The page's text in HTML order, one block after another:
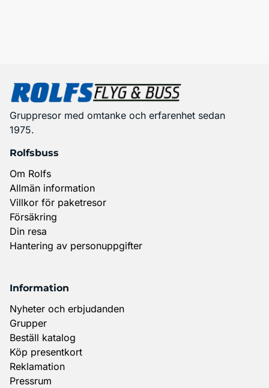
Gruppresor med omtanke och erfarenhet sedan
1975.
Rolfsbuss
Om Rolfs
Allmän information
Villkor för paketresor
Försäkring
Din resa
Hantering av personuppgifter
Information
Nyheter och erbjudanden
Grupper
Beställ katalog
Köp presentkort
Reklamation
Pressrum